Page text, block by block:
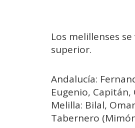
Los melillenses
superior.
Andalucía:
Eugenio, Capitán,
Melilla: Bilal,
Tabernero